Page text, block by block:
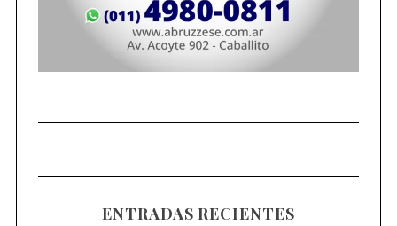
ENTRADAS RECIENTES